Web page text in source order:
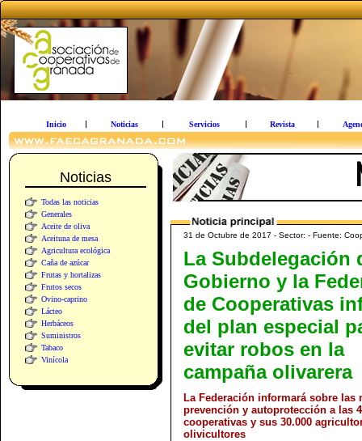
Inicio Noticias Servicios Revista
Noticias
Todas las noticias
Generales
Aceite de oliva
Aceituna de mesa
Agricultura ecológica
Caña de azúcar
Frutas y hortalizas
Frutos secos
Ovino-caprino
Lácteo
Herbáceos
Suministros
Tabaco
Vinícola
31 de Octubre de 2017 - Sector: - Fuente:
La Subdelegación
Gobierno y la
de Cooperativas
del plan especial
evitar robos en la
campaña olivarera
La Federación informará sobre las
prevención y autoprotección a las
cooperativas y sus 30.000
olivicultores